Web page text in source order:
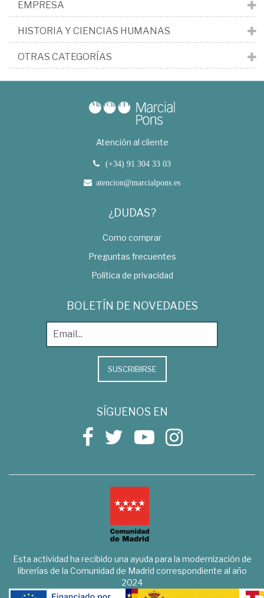
EMPRESA
HISTORIA Y CIENCIAS HUMANAS
OTRAS CATEGORÍAS
Atención al cliente
(+34) 91 304 33 03
atencion@marcialpons.es
¿DUDAS?
Como comprar
Preguntas frecuentes
Política de privacidad
BOLETÍN DE NOVEDADES
SUSCRIBIRSE
SÍGUENOS EN
Esta actividad ha recibido una ayuda para la modernización de
librerías de la Comunidad de Madrid correspondiente al año
2024